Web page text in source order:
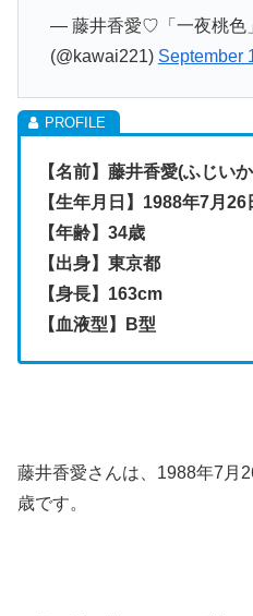
— 藤井香愛♡「一夜桃色
(@kawai221) September
【名前】藤井香愛(ふじい
【生年月日】1988年7月26
【年齢】34歳
【出身】東京都
【身長】163cm
【血液型】B型
藤井香愛さんは、1988年7月
歳です。